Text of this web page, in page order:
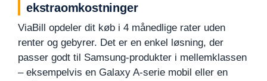
ekstraomkostninger
ViaBill opdeler dit køb i 4 månedlige rater uden
renter og gebyrer. Det er en enkel løsning, der
passer godt til Samsung-produkter i mellemklassen
– eksempelvis en Galaxy A-serie mobil eller en